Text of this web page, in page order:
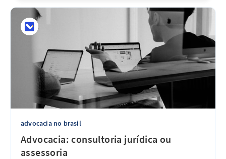
advocacia no brasil
Advocacia: consultoria jurídica ou
assessoria